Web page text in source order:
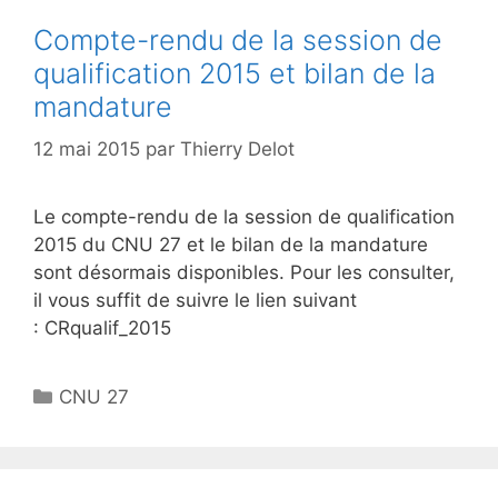
Compte-rendu de la session de
qualification 2015 et bilan de la
mandature
12 mai 2015 par Thierry Delot
Le compte-rendu de la session de qualification
2015 du CNU 27 et le bilan de la mandature
sont désormais disponibles. Pour les consulter,
il vous suffit de suivre le lien suivant
: CRqualif_2015
Catégories
CNU 27